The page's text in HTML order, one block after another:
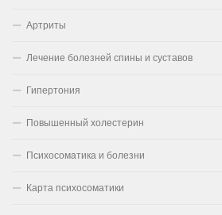
Артриты
Лечение болезней спины и суставов
Гипертония
Повышенный холестерин
Психосоматика и болезни
Карта психосоматики